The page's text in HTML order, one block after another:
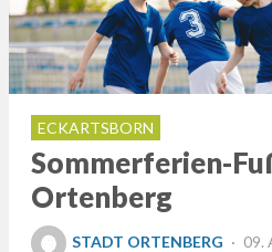
ECKARTSBORN
Sommerferien-
Ortenberg
STADT ORTENBERG 09.